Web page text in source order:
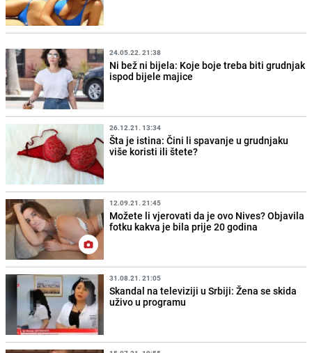
24.05.22. 21:38
Ni bež ni bijela: Koje boje treba biti grudnjak
ispod bijele majice
26.12.21. 13:34
Šta je istina: Čini li spavanje u grudnjaku
više koristi ili štete?
12.09.21. 21:45
Možete li vjerovati da je ovo Nives? Objavila
fotku kakva je bila prije 20 godina
31.08.21. 21:05
Skandal na televiziji u Srbiji: Žena se skida
uživo u programu